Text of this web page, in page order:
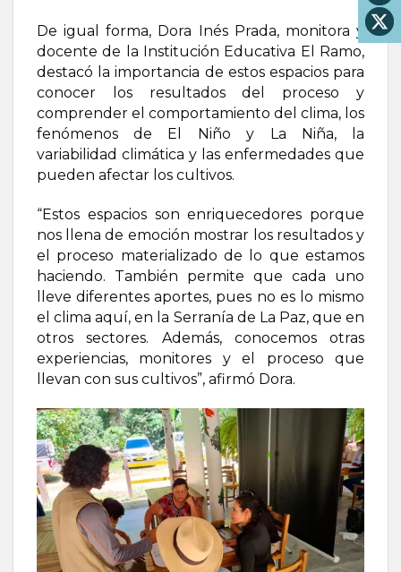
De igual forma, Dora Inés Prada, monitora y
docente de la Institución Educativa El Ramo,
destacó la importancia de estos espacios para
conocer los resultados del proceso y
comprender el comportamiento del clima, los
fenómenos de El Niño y La Niña, la
variabilidad climática y las enfermedades que
pueden afectar los cultivos.
“Estos espacios son enriquecedores porque
nos llena de emoción mostrar los resultados y
el proceso materializado de lo que estamos
haciendo. También permite que cada uno
lleve diferentes aportes, pues no es lo mismo
el clima aquí, en la Serranía de La Paz, que en
otros sectores. Además, conocemos otras
experiencias, monitores y el proceso que
llevan con sus cultivos”, afirmó Dora.